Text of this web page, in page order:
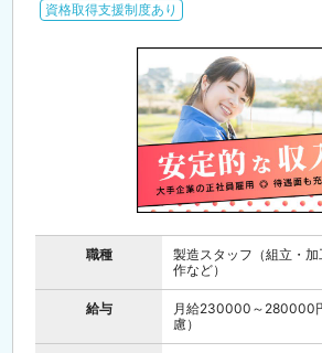
資格取得支援制度あり
職種
製造スタッフ（組立・
作など）
給与
月給230000～280000
慮）